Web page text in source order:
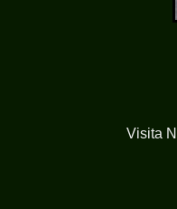
Visita